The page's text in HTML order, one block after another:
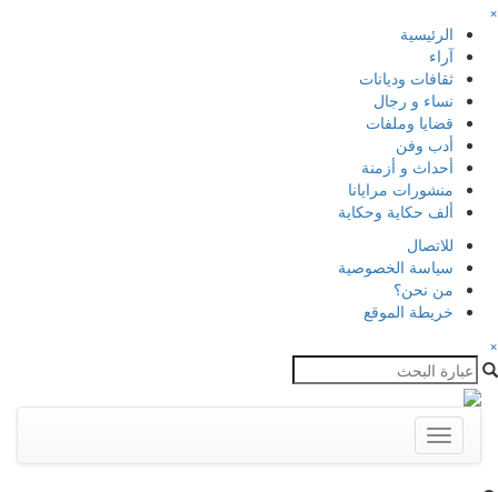
×
الرئيسية
آراء
ثقافات وديانات
نساء و رجال
قضايا وملفات
أدب وفن
أحداث و أزمنة
منشورات مرايانا
ألف حكاية وحكاية
للاتصال
سياسة الخصوصية
من نحن؟
خريطة الموقع
×
Toggle
navigation